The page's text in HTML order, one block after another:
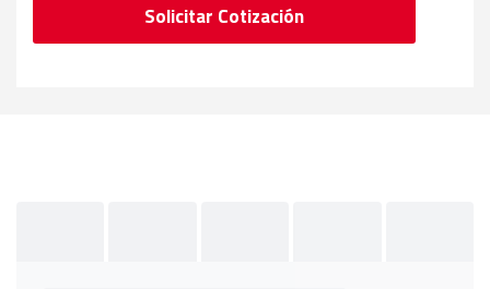
Solicitar Cotización